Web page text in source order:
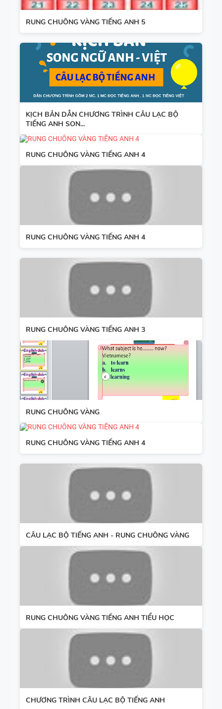
RUNG CHUÔNG VÀNG TIẾNG ANH 5
KỊCH BẢN DẪN CHƯƠNG TRÌNH CÂU LẠC BỘ
TIẾNG ANH SON...
RUNG CHUÔNG VÀNG TIẾNG ANH 4
RUNG CHUÔNG VÀNG TIẾNG ANH 4
RUNG CHUÔNG VÀNG TIẾNG ANH 3
RUNG CHUÔNG VÀNG
RUNG CHUÔNG VÀNG TIẾNG ANH 4
CÂU LẠC BỘ TIẾNG ANH - RUNG CHUÔNG VÀNG
RUNG CHUÔNG VÀNG TIẾNG ANH TIỂU HỌC
CHƯƠNG TRÌNH CÂU LẠC BỘ TIẾNG ANH